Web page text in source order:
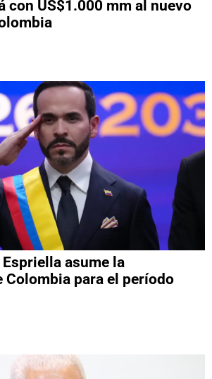
con US$1.000 mm al nuevo
asume la
Colombia para el período